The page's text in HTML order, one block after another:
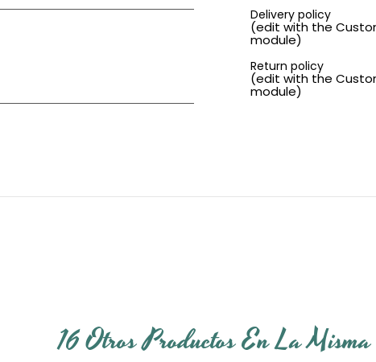
Delivery policy
(edit with the
module)
Return policy
(edit with the
module)
16 Otros Productos En La